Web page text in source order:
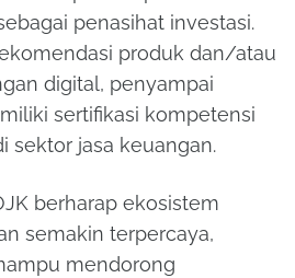
penasihat investasi.
produk dan/atau
digital, penyampai
sertifikasi kompetensi
sektor jasa keuangan.
berharap ekosistem
semakin terpercaya,
mendorong